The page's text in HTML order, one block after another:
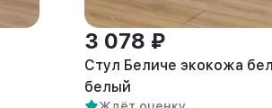
3 078 ₽
Стул Беличе экокожа
белый